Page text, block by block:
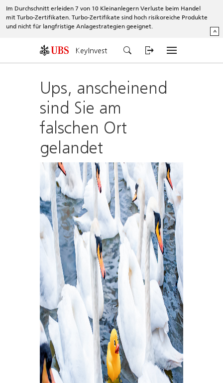
Im Durchschnitt erleiden 7 von 10 Kleinanlegern Verluste beim Handel
mit Turbo-Zertifikaten. Turbo-Zertifikate sind hoch risikoreiche Produkte
und nicht für langfristige Anlagestrategien geeignet.
^
KeyInvest
Ups, anscheinend
sind Sie am
falschen Ort
gelandet